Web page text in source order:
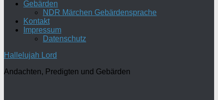
Gebärden
NDR Märchen Gebärdensprache
Kontakt
Impressum
Datenschutz
Hallelujah Lord
Andachten, Predigten und Gebärden